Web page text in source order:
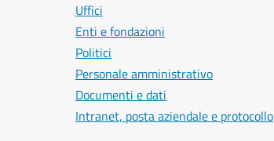
Uffici
Enti e fondazioni
Politici
Personale amministrativo
Documenti e dati
Intranet, posta aziendale e protocollo